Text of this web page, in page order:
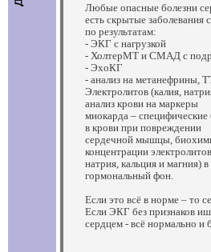
Любые опасные болезни
есть скрытые
по результатам:
- ЭКГ с нагрузкой
- ХолтерМТ и СМАД с
- ЭхоКГ
- анализ на метанефрины,
Электролитов (калия,
анализ крови на маркеры
миокарда –
в крови при повреждении
сердечной мышцы,
концентрации
натрия, кальция и магния)
гормональный фон.
Если это всё в норме – то
Если ЭКГ без признаков
сердцем - всё нормально и